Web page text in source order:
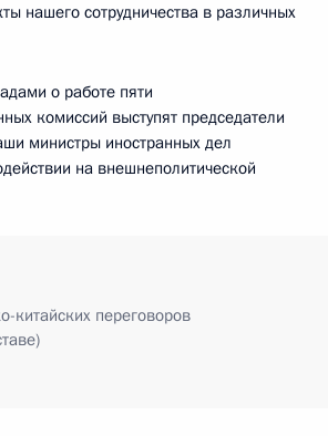
нашего сотрудничества в различных
о работе пяти
комиссий выступят председатели
министры иностранных дел
на внешнеполитической
китайских переговоров